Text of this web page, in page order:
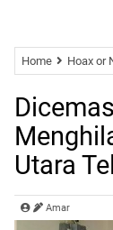
Home Hoax or
Utara
Amar